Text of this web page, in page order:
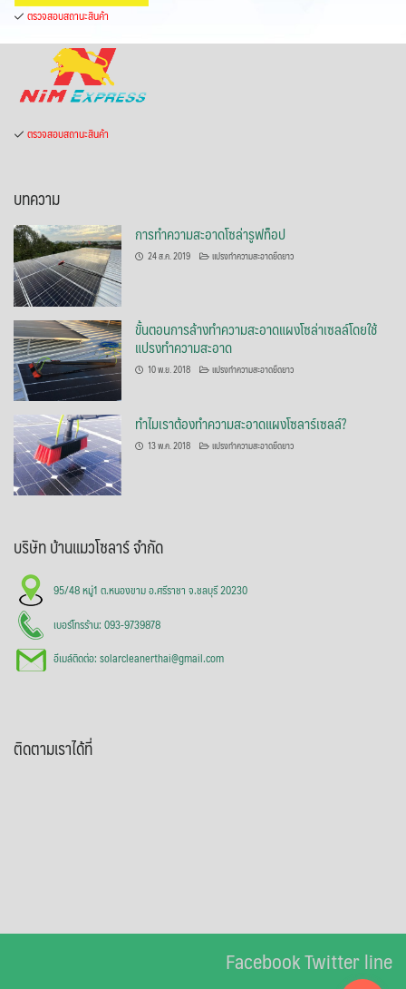
ตรวจสอบสถานะสินค้า
ตรวจสอบสถานะสินค้า
บทความ
การทำความสะอาดโซล่ารูฟท็อป
24 ส.ค. 2019 แปรงทำความสะอาดยืดยาว
ขั้นตอนการล้างทำความสะอาดแผงโซล่าเซลล์โดยใช้
แปรงทำความสะอาด
10 พ.ย. 2018 แปรงทำความสะอาดยืดยาว
ทำไมเราต้องทำความสะอาดแผงโซลาร์เซลล์?
13 พ.ค. 2018 แปรงทำความสะอาดยืดยาว
บริษัท บ้านแมวโซลาร์ จำกัด
95/48 หมู่1 ต.หนองขาม อ.ศรีราชา จ.ชลบุรี 20230
เบอร์โทรร้าน: 093-9739878
อีเมล์ติดต่อ: solarcleanerthai@gmail.com
ติดตามเราได้ที่
FacebookTwitterline